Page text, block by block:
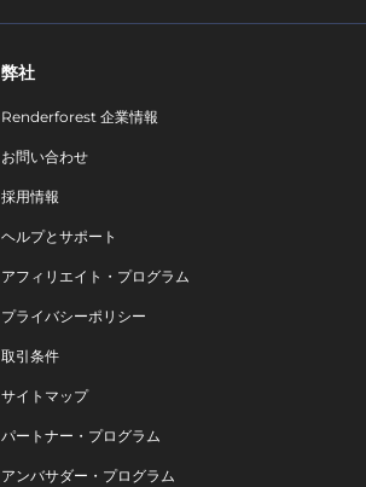
弊社
Renderforest 企業情報
お問い合わせ
採用情報
ヘルプとサポート
アフィリエイト・プログラム
プライバシーポリシー
取引条件
サイトマップ
パートナー・プログラム
アンバサダー・プログラム